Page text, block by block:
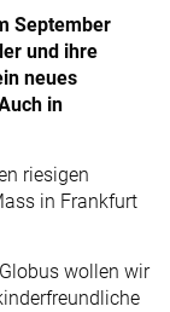
September
und ihre
neues
in
riesigen
in Frankfurt
wollen wir